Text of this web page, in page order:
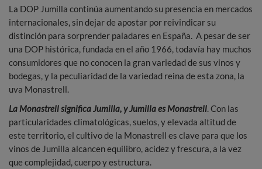
La DOP Jumilla continúa aumentando su presencia en mercados
internacionales, sin dejar de apostar por reivindicar su
distinción para sorprender paladares en España. A pesar de ser
una DOP histórica, fundada en el año 1966, todavía hay muchos
consumidores que no conocen la gran variedad de sus vinos y
bodegas, y la peculiaridad de la variedad reina de esta zona, la
uva Monastrell.
La Monastrell significa Jumilla, y Jumilla es Monastrell. Con las
particularidades climatológicas, suelos, y elevada altitud de
este territorio, el cultivo de la Monastrell es clave para que los
vinos de Jumilla alcancen equilibro, acidez y frescura, a la vez
que complejidad, cuerpo y estructura.